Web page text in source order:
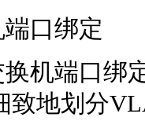
口绑定
机端口绑
致地划分